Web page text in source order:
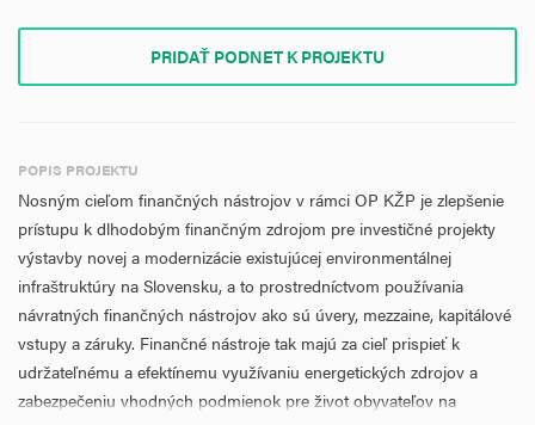
PRIDAŤ PODNET K PROJEKTU
POPIS PROJEKTU
Nosným cieľom finančných nástrojov v rámci OP KŽP je zlepšenie
prístupu k dlhodobým finančným zdrojom pre investičné projekty
výstavby novej a modernizácie existujúcej environmentálnej
infraštruktúry na Slovensku, a to prostredníctvom používania
návratných finančných nástrojov ako sú úvery, mezzaine, kapitálové
vstupy a záruky. Finančné nástroje tak majú za cieľ prispieť k
udržateľnému a efektínemu využívaniu energetických zdrojov a
zabezpečeniu vhodných podmienok pre život obyvateľov na